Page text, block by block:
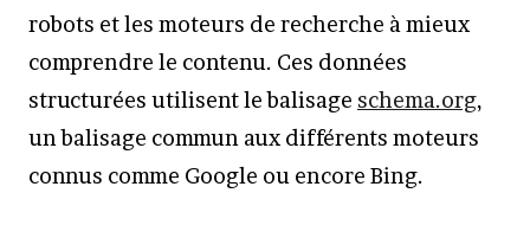
robots et les moteurs de recherche à mieux
comprendre le contenu. Ces données
structurées utilisent le balisage schema.org,
un balisage commun aux différents moteurs
connus comme Google ou encore Bing.